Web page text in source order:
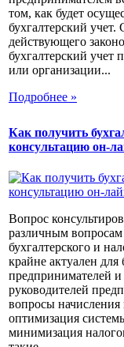
том, как будет
бухгалтерский учет.
действующего
бухгалтерский учет
или организации...
Подробнее »
Как получить
консультацию он-
Вопрос
различным вопросам
бухгалтерского и
крайне актуален для
предпринимателей и
руководителей
вопросы начисления
оптимизация
минимизация